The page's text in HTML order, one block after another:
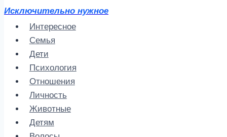
Исключительно нужное
Интересное
Семья
Дети
Психология
Отношения
Личность
Животные
Детям